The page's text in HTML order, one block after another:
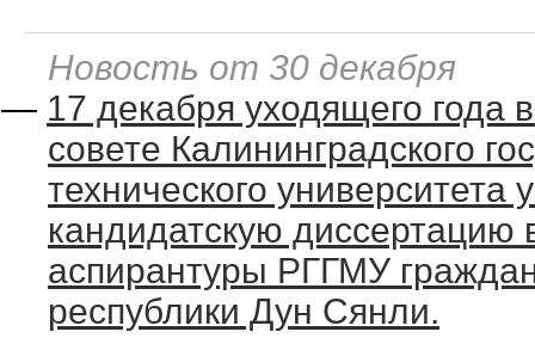
Новость от 30 декабря
— 17 декабря уходящего года
совете Калининградского
технического
кандидатскую диссертацию
аспирантуры РГГМУ
республики Дун Сянли.